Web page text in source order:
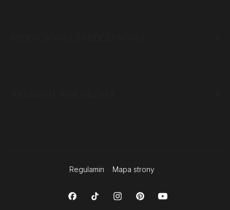
Regulamin Mapa strony